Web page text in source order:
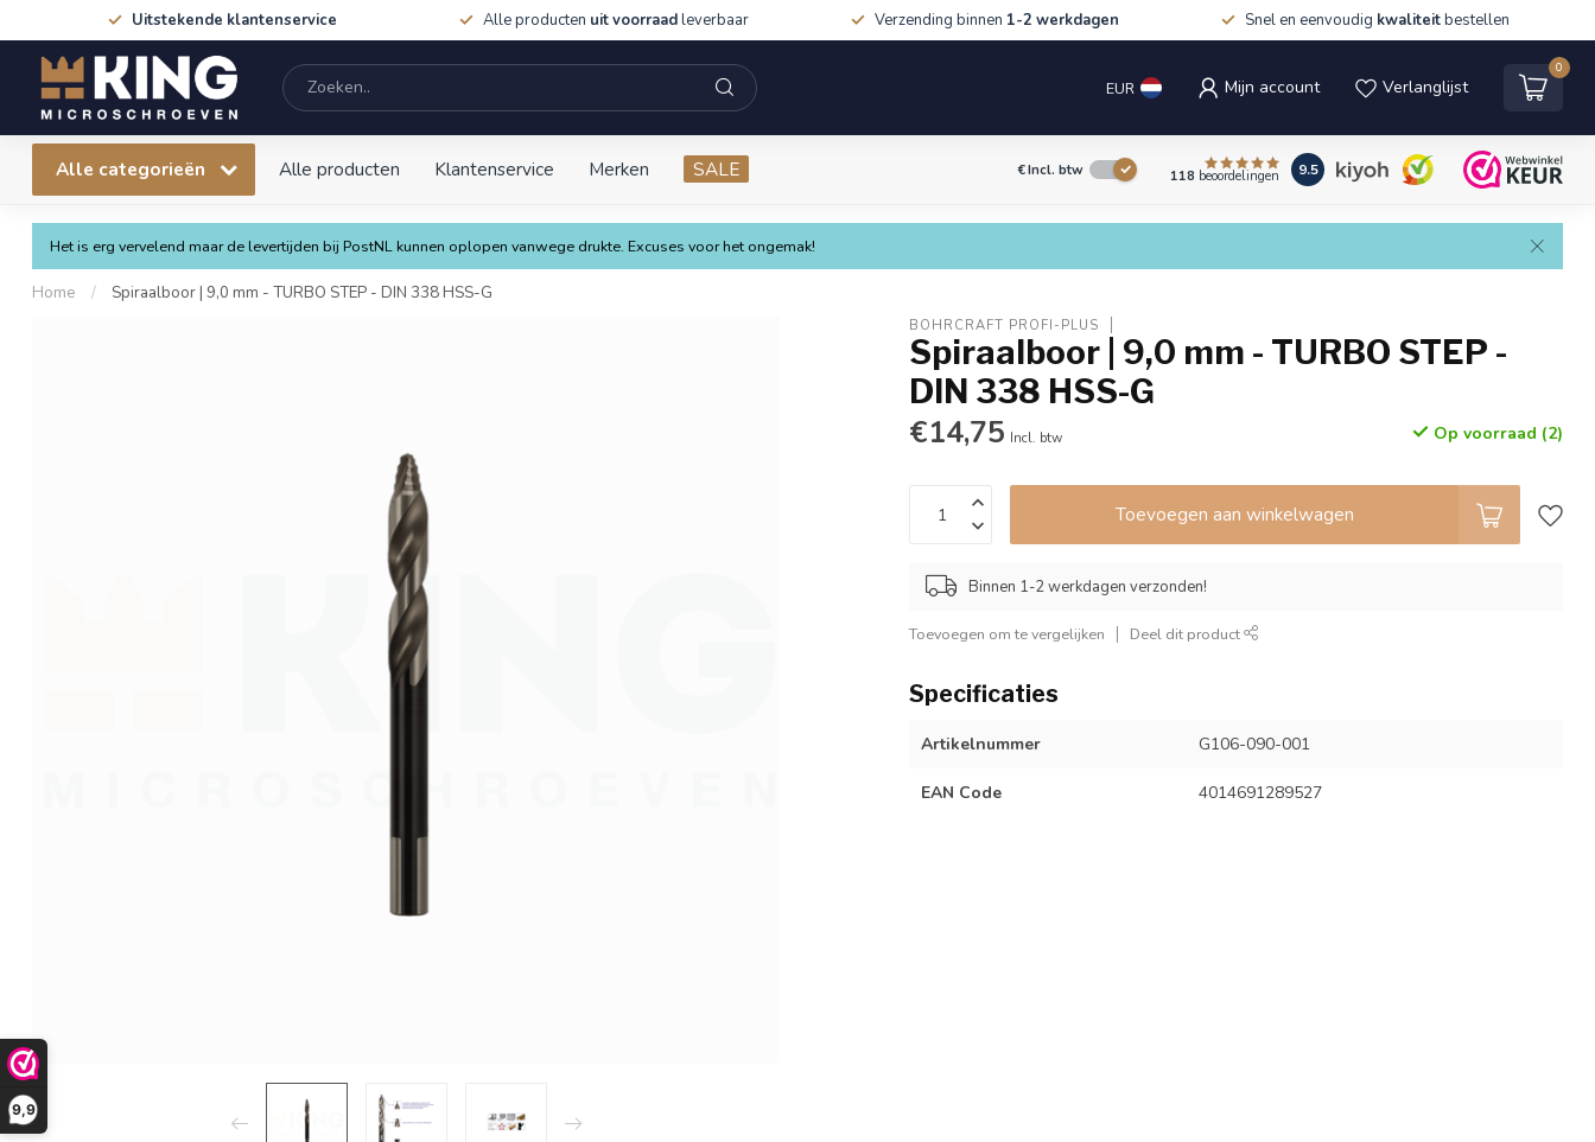
9,9
Uitstekende klantenservice Alle producten uit voorraadleverbaar Verzending binnen 1-2 werkdagen Snel en eenvoudig kwaliteitbestellen
EUR Mijn account Verlanglijst
0
Alle categorieën Alle producten Klantenservice Merken SALE €Incl. btw 118 beoordelingen 9.5
Het is erg vervelend maar de levertijden bij PostNL kunnen oplopen vanwege drukte. Excuses voor het ongemak!
Home / Spiraalboor | 9,0 mm - TURBO STEP - DIN 338 HSS-G
BOHRCRAFT PROFI-PLUS
Spiraalboor | 9,0 mm - TURBO STEP -
DIN 338 HSS-G
€14,75 Incl. btw Op voorraad (2)
Toevoegen aan winkelwagen
Binnen 1-2 werkdagen verzonden!
Toevoegen om te vergelijken Deel dit product
Specificaties
Artikelnummer G106-090-001
EAN Code 4014691289527